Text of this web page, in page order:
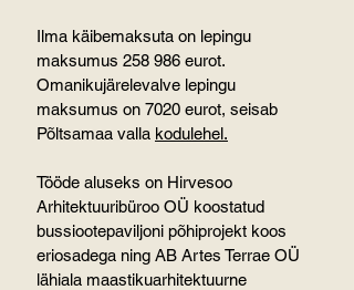
Ilma käibemaksuta on lepingu
maksumus 258 986 eurot.
Omanikujärelevalve lepingu
maksumus on 7020 eurot, seisab
Põltsamaa valla kodulehel.
Tööde aluseks on Hirvesoo
Arhitektuuribüroo OÜ koostatud
bussiootepaviljoni põhiprojekt koos
eriosadega ning AB Artes Terrae OÜ
lähiala maastikuarhitektuurne